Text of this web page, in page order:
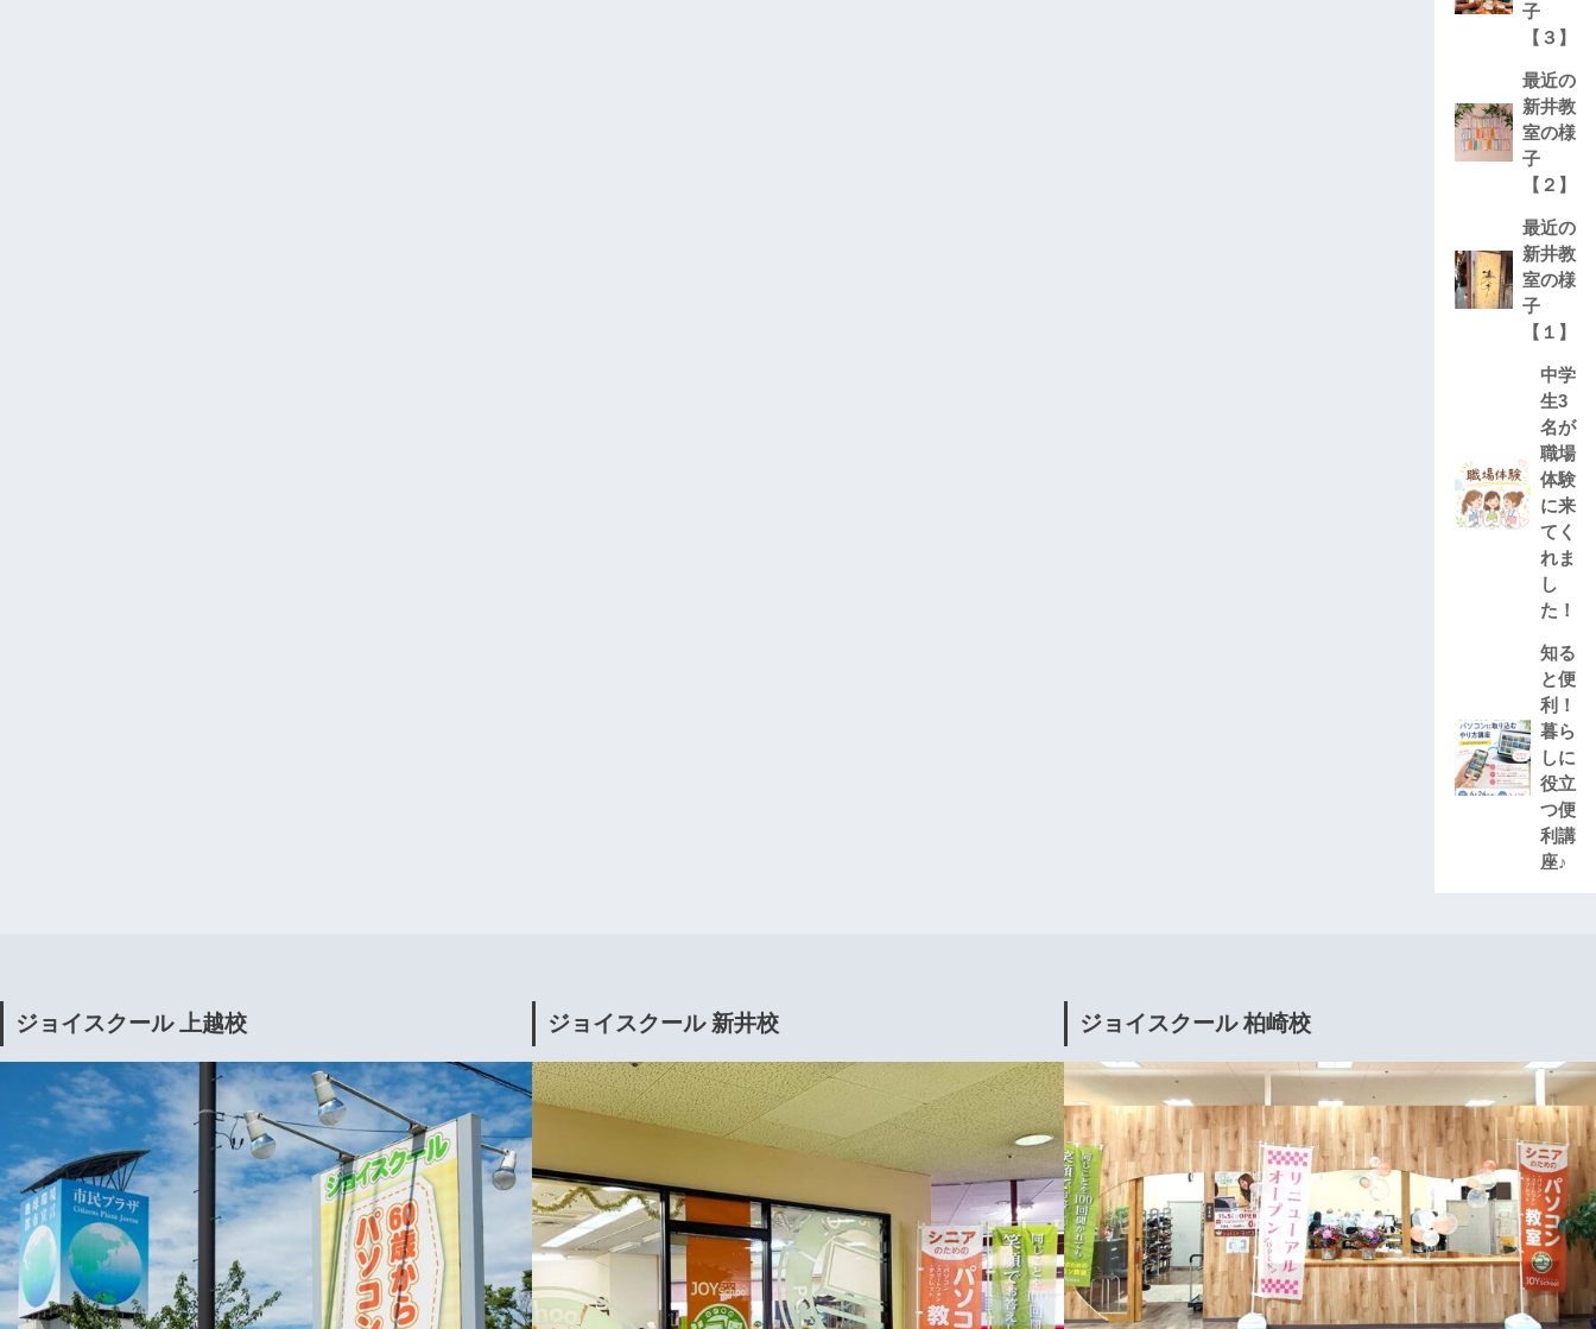
子
【３】
最近の
新井教
室の様
子
【２】
最近の
新井教
室の様
子
【１】
中学
生3
名が
職場
体験
に来
てく
れま
し
た！
知る
と便
利！
暮ら
しに
役立
つ便
利講
座♪
ジョイスクール 上越校 ジョイスクール 新井校 ジョイスクール 柏崎校